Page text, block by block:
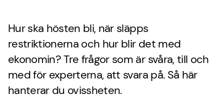
Hur ska hösten bli, när släpps
restriktionerna och hur blir det med
ekonomin? Tre frågor som är svåra, till och
med för experterna, att svara på. Så här
hanterar du ovissheten.